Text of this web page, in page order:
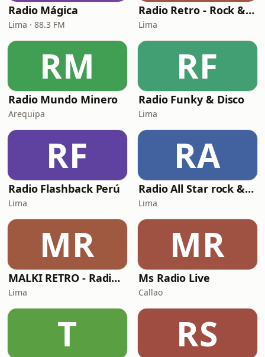
Radio Mágica
Lima · 88.3 FM
Radio Retro - Rock & Pop
Lima
RM
Radio Mundo Minero
Arequipa
RF
Radio Funky & Disco
Lima
RF
Radio Flashback Perú
Lima
RA
Radio All Star rock & pop on line
Lima
MR
MALKI RETRO - Radio Pop, Rock & Latino
Lima
MR
Ms Radio Live
Callao
T RS